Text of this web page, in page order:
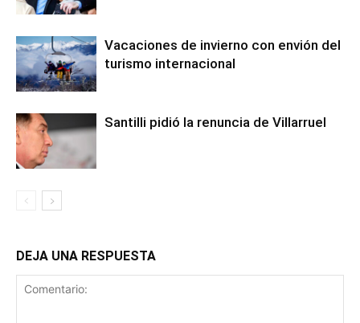
Vacaciones de invierno con envión del
turismo internacional
Santilli pidió la renuncia de Villarruel
DEJA UNA RESPUESTA